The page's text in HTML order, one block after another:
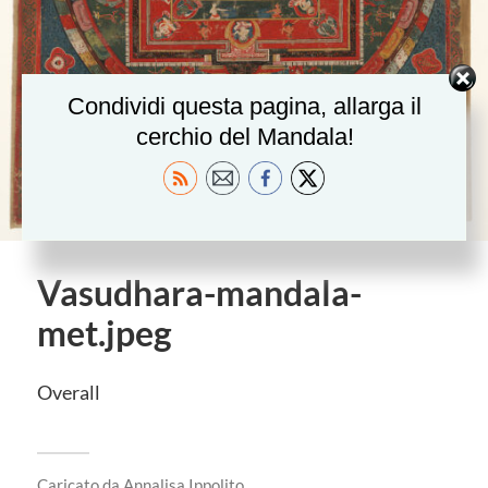
Vasudhara-mandala-
met.jpeg
Overall
Condividi questa pagina, allarga il
cerchio del Mandala!